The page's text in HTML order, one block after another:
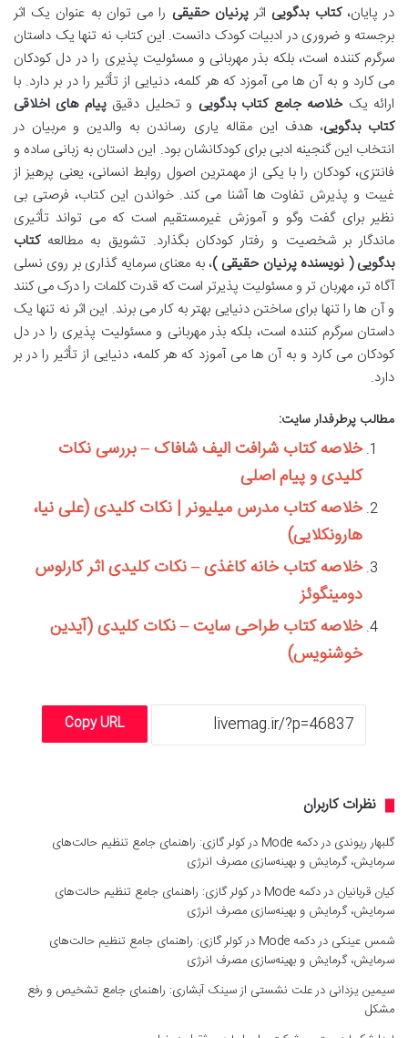
در پایان،کتاب بدگویی اثرپرنیان حقیقی را می توان به عنوان یک اثر
برجسته و ضروری در ادبیات کودک دانست. این کتاب نه تنها یک داستان
سرگرم کننده است، بلکه بذر مهربانی و مسئولیت پذیری را در دل کودکان
می کارد و به آن ها می آموزد که هر کلمه، دنیایی از تأثیر را در بر دارد. با
ارائه یکخلاصه جامع کتاب بدگویی و تحلیل دقیقپیام های اخلاقی
کتاب بدگویی، هدف این مقاله یاری رساندن به والدین و مربیان در
انتخاب این گنجینه ادبی برای کودکانشان بود. این داستان به زبانی ساده و
فانتزی، کودکان را با یکی از مهمترین اصول روابط انسانی، یعنی پرهیز از
غیبت و پذیرش تفاوت ها آشنا می کند. خواندن این کتاب، فرصتی بی
نظیر برای گفت وگو و آموزش غیرمستقیم است که می تواند تأثیری
ماندگار بر شخصیت و رفتار کودکان بگذارد. تشویق به مطالعهکتاب
بدگویی ( نویسنده پرنیان حقیقی )، به معنای سرمایه گذاری بر روی نسلی
آگاه تر، مهربان تر و مسئولیت پذیرتر است که قدرت کلمات را درک می کنند
و آن ها را تنها برای ساختن دنیایی بهتر به کار می برند. این اثر نه تنها یک
داستان سرگرم کننده است، بلکه بذر مهربانی و مسئولیت پذیری را در دل
کودکان می کارد و به آن ها می آموزد که هر کلمه، دنیایی از تأثیر را در بر
دارد.
مطالب پرطرفدار سایت:
خلاصه کتاب شرافت الیف شافاک – بررسی نکات
کلیدی و پیام اصلی
خلاصه کتاب مدرس میلیونر | نکات کلیدی (علی نیا،
هارونکلایی)
خلاصه کتاب خانه کاغذی – نکات کلیدی اثر کارلوس
دومینگوئز
خلاصه کتاب طراحی سایت – نکات کلیدی (آیدین
خوشنویس)
Copy URL
نظرات کاربران
گلبهار ریوندی در
دکمه Mode در کولر گازی: راهنمای جامع تنظیم حالت‌های
سرمایش، گرمایش و بهینه‌سازی مصرف انرژی
کیان قربانیان در
دکمه Mode در کولر گازی: راهنمای جامع تنظیم حالت‌های
سرمایش، گرمایش و بهینه‌سازی مصرف انرژی
شمس عینکی در
دکمه Mode در کولر گازی: راهنمای جامع تنظیم حالت‌های
سرمایش، گرمایش و بهینه‌سازی مصرف انرژی
سیمین یزدانی درعلت نشستی از سینک آبشاری: راهنمای جامع تشخیص و رفع
مشکل